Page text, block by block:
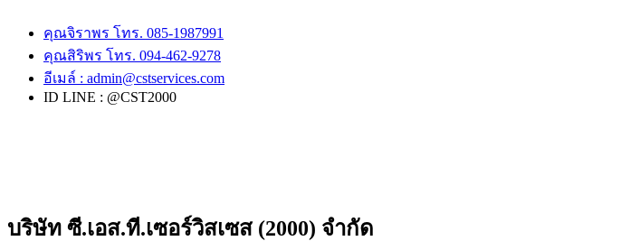
คุณจิราพร โทร. 085-1987991
คุณสิริพร โทร. 094-462-9278
อีเมล์ : admin@cstservices.com
ID LINE : @CST2000
บริษัท ซี.เอส.ที.เซอร์วิสเซส (2000) จำกัด